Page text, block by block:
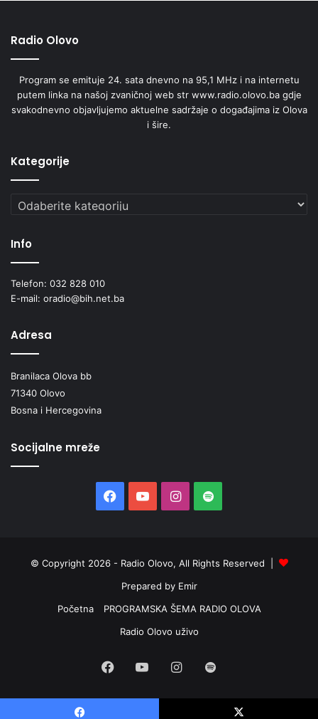
Radio Olovo
Program se emituje 24. sata dnevno na 95,1 MHz i na internetu
putem linka na našoj zvaničnoj web str www.radio.olovo.ba gdje
svakodnevno objavljujemo aktuelne sadržaje o događajima iz Olova
i šire.
Kategorije
Kategorije
Info
Telefon: 032 828 010
E-mail: oradio@bih.net.ba
Adresa
Branilaca Olova bb
71340 Olovo
Bosna i Hercegovina
Socijalne mreže
Facebook
YouTubeInstagram
Spotify
© Copyright 2026 - Radio Olovo, All Rights Reserved |
Prepared by Emir
Početna
PROGRAMSKA ŠEMA RADIO OLOVA
Radio Olovo uživo
Facebook
YouTubeInstagram
Spotify